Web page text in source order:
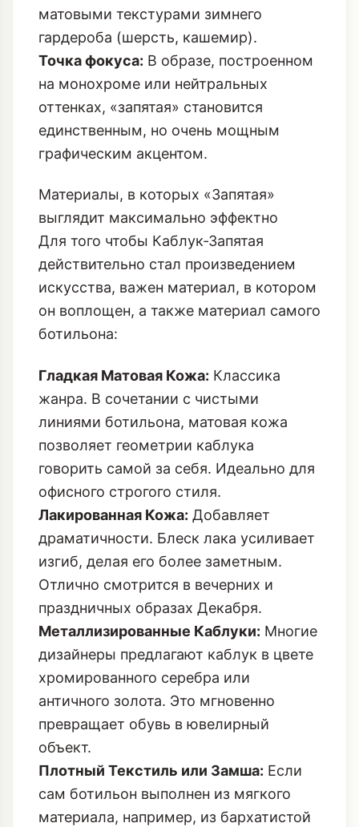
матовыми текстурами зимнего
гардероба (шерсть, кашемир).
Точка фокуса: В образе, построенном
на монохроме или нейтральных
оттенках, «запятая» становится
единственным, но очень мощным
графическим акцентом.
Материалы, в которых «Запятая»
выглядит максимально эффектно
Для того чтобы Каблук-Запятая
действительно стал произведением
искусства, важен материал, в котором
он воплощен, а также материал самого
ботильона:
Гладкая Матовая Кожа: Классика
жанра. В сочетании с чистыми
линиями ботильона, матовая кожа
позволяет геометрии каблука
говорить самой за себя. Идеально для
офисного строгого стиля.
Лакированная Кожа: Добавляет
драматичности. Блеск лака усиливает
изгиб, делая его более заметным.
Отлично смотрится в вечерних и
праздничных образах Декабря.
Металлизированные Каблуки: Многие
дизайнеры предлагают каблук в цвете
хромированного серебра или
античного золота. Это мгновенно
превращает обувь в ювелирный
объект.
Плотный Текстиль или Замша: Если
сам ботильон выполнен из мягкого
материала, например, из бархатистой